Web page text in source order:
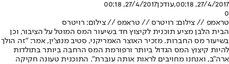
27/4/2017, 00:18
,עודכן27/4/2017, 00:18
0
טראמפ // צילום: רויטרס // טראמפ // צילום: רויטרס
הבית הלבן מציע תוכנית לקיצוץ חד בשיעור המס המוטל על הציבור, וכן
בשיעור מס החברות. מזכיר האוצר האמריקני, סטיב מנוצ'ין, אמר: "זה הולך
להיות קיצוץ המס הגדול ביותר ורפורמת המס הרחבה ביותר בתולדות
ארה"ב, ואנחנו מחויבים לראות אותה עוברת". התוכנית טעונה חקיקה